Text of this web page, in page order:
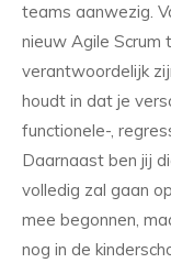
teams aanwezig.
nieuw Agile Scrum
verantwoordelijk
houdt in dat je
functionele-,
Daarnaast ben jij
volledig zal gaan
mee begonnen,
nog in de